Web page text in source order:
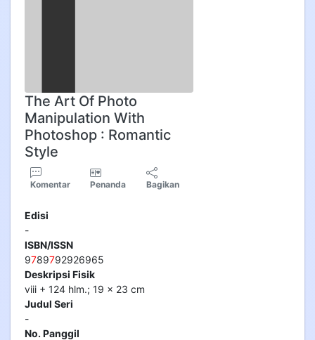
The Art Of Photo
Manipulation With
Photoshop : Romantic
Style
Komentar Penanda Bagikan
Edisi
-
ISBN/ISSN
9789792926965
Deskripsi Fisik
viii + 124 hlm.; 19 x 23 cm
Judul Seri
-
No. Panggil